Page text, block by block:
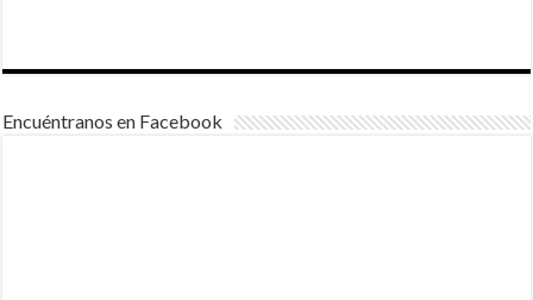
Encuéntranos en Facebook